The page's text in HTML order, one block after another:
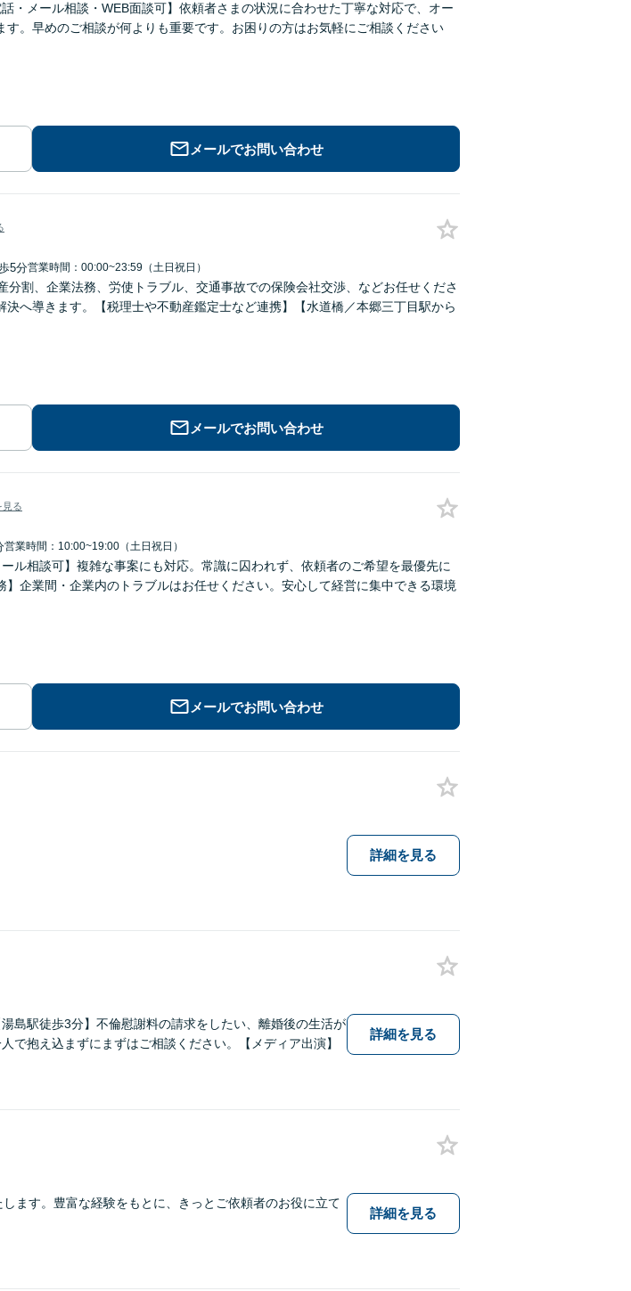
・メール相談・WEB面談可】依頼者さまの状況に合わせた丁寧な対応で、オー
す。早めのご相談が何よりも重要です。お困りの方はお気軽にご相談ください
メールでお問い合わせ
5分営業時間：00:00~23:59（土日祝日）
分割、企業法務、労使トラブル、交通事故での保険会社交渉、などお任せくださ
へ導きます。【税理士や不動産鑑定士など連携】【水道橋／本郷三丁目駅から
メールでお問い合わせ
見る
営業時間：10:00~19:00（土日祝日）
ル相談可】複雑な事案にも対応。常識に囚われず、依頼者のご希望を最優先に
業間・企業内のトラブルはお任せください。安心して経営に集中できる環境
メールでお問い合わせ
詳細を見る
島駅徒歩3分】不倫慰謝料の請求をしたい、離婚後の生活が
で抱え込まずにまずはご相談ください。【メディア出演】
詳細を見る
ます。豊富な経験をもとに、きっとご依頼者のお役に立て
詳細を見る